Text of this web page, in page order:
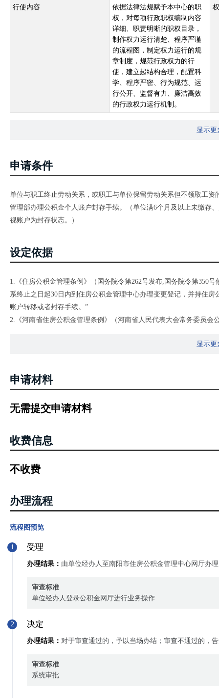
行使内容
依据法律法规赋予本中心的职
权，对每项行政职权编制内容
详细、职责明晰的职权目录，
制作权力运行清楚、程序严谨
的流程图，制定权力运行的规
章制度，规范行政权力的行
使，建立起结构合理，配置科
学、程序严密、行为规范、运
行公开、监督有力、廉洁高效
的行政权力运行机制。
显示更
申请条件
单位与职工终止劳动关系，或职工与单位保留劳动关系但不领取工
管理部办理公积金个人账户封存手续。（单位满6个月及以上未缴存
视账户为封存状态。）
设定依据
1.《住房公积金管理条例》（国务院令第262号发布,国务院令第350
系终止之日起30日内到住房公积金管理中心办理变更登记，并持住
账户转移或者封存手续。”
2.《河南省住房公积金管理条例》（河南省人民代表大会常务委员会
妥变更登记或者注销登记之日起二十日内持住房公积金管理中心的
显示更
申请材料
无需提交申请材料
收费信息
不收费
办理流程
流程图预览
1 受理
办理结果： 由单位经办人至南阳市住房公积金管理中心网厅办
审查标准
单位经办人登录公积金网厅进行业务操作
2 决定
办理结果： 对于审查通过的，予以当场办结；审查不通过的，
审查标准
系统审批